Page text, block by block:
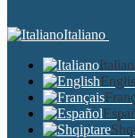
Italiano